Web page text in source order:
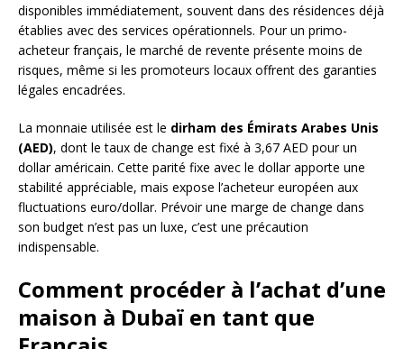
disponibles immédiatement, souvent dans des résidences déjà
établies avec des services opérationnels. Pour un primo-
acheteur français, le marché de revente présente moins de
risques, même si les promoteurs locaux offrent des garanties
légales encadrées.
La monnaie utilisée est le dirham des Émirats Arabes Unis
(AED), dont le taux de change est fixé à 3,67 AED pour un
dollar américain. Cette parité fixe avec le dollar apporte une
stabilité appréciable, mais expose l’acheteur européen aux
fluctuations euro/dollar. Prévoir une marge de change dans
son budget n’est pas un luxe, c’est une précaution
indispensable.
Comment procéder à l’achat d’une
maison à Dubaï en tant que